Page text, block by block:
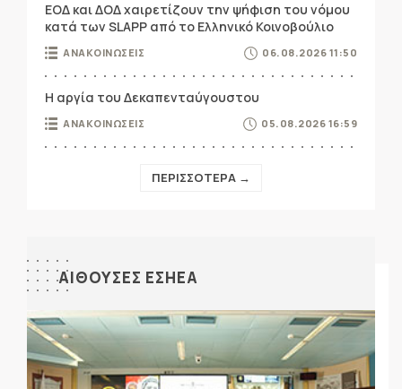
ΕΟΔ και ΔΟΔ χαιρετίζουν την ψήφιση του νόμου
κατά των SLAPP από το Ελληνικό Κοινοβούλιο
ΑΝΑΚΟΙΝΩΣΕΙΣ 06.08.2026 11:50
Η αργία του Δεκαπενταύγουστου
ΑΝΑΚΟΙΝΩΣΕΙΣ 05.08.2026 16:59
ΠΕΡΙΣΣΟΤΕΡΑ →
ΑΙΘΟΥΣΕΣ ΕΣΗΕΑ